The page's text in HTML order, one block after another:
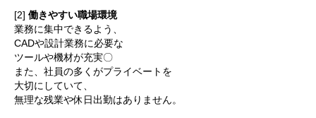
[2] 働きやすい職場環境
業務に集中できるよう、
CADや設計業務に必要な
ツールや機材が充実〇
また、社員の多くがプライベートを
大切にしていて、
無理な残業や休日出勤はありません。